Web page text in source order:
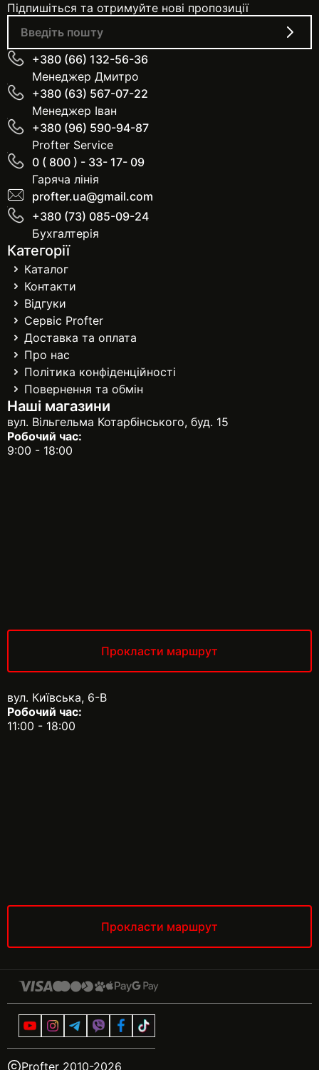
Підпишіться та отримуйте нові пропозиції
+380 (66) 132-56-36
Менеджер Дмитро
+380 (63) 567-07-22
Менеджер Іван
+380 (96) 590-94-87
Profter Service
0 ( 800 ) - 33- 17- 09
Гаряча лінія
profter.ua@gmail.com
+380 (73) 085-09-24
Бухгалтерія
Категорії
Каталог
Контакти
Відгуки
Сервіс Profter
Доставка та оплата
Про нас
Політика конфіденційності
Повернення та обмін
Наші магазини
вул. Вільгельма Котарбінського, буд. 15
Робочий час:
9:00 - 18:00
Прокласти маршрут
вул. Київська, 6-В
Робочий час:
11:00 - 18:00
Прокласти маршрут
Profter 2010-2026